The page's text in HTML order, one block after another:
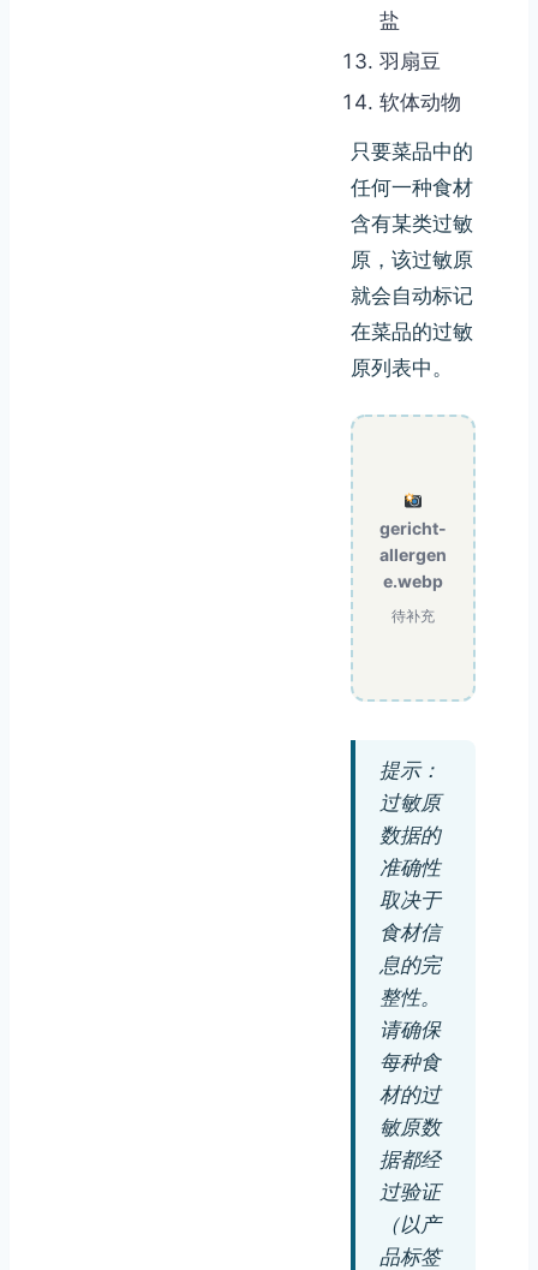
盐
羽扇豆
软体动物
只要菜品中的
任何一种食材
含有某类过敏
原，该过敏原
就会自动标记
在菜品的过敏
原列表中。
gericht-
allergen
e.webp
待补充
提示：
过敏原
数据的
准确性
取决于
食材信
息的完
整性。
请确保
每种食
材的过
敏原数
据都经
过验证
（以产
品标签